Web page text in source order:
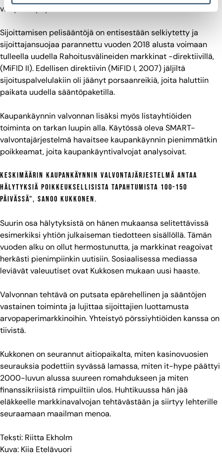
viety arvopaperimarkkinoiden osalta toiseen laitaan.
Sijoittamisen pelisääntöjä on entisestään selkiytetty ja
sijoittajansuojaa parannettu vuoden 2018 alusta voimaan
tulleella uudella Rahoitusvälineiden markkinat -direktiivillä,
(MiFID II). Edellisen direktiivin (MiFID I, 2007) jäljiltä
sijoituspalvelulakiin oli jäänyt porsaanreikiä, joita haluttiin
paikata uudella sääntöpaketilla.
Kaupankäynnin valvonnan lisäksi myös listayhtiöiden
toiminta on tarkan luupin alla. Käytössä oleva SMART-
valvontajärjestelmä havaitsee kaupankäynnin pienimmätkin
poikkeamat, joita kaupankäyntivalvojat analysoivat.
Keskimäärin kaupankäynnin valvontajärjestelmä antaa
hälytyksiä poikkeuksellisista tapahtumista 100-150
päivässä”, sanoo Kukkonen.
Suurin osa hälytyksistä on hänen mukaansa selitettävissä
esimerkiksi yhtiön julkaiseman tiedotteen sisällöllä. Tämän
vuoden alku on ollut hermostunutta, ja markkinat reagoivat
herkästi pienimpiinkin uutisiin. Sosiaalisessa mediassa
leviävät valeuutiset ovat Kukkosen mukaan uusi haaste.
Valvonnan tehtävä on putsata epärehellinen ja sääntöjen
vastainen toiminta ja lujittaa sijoittajien luottamusta
arvopaperimarkkinoihin. Yhteistyö pörssiyhtiöiden kanssa on
tiivistä.
Kukkonen on seurannut aitiopaikalta, miten kasinovuosien
seurauksia podettiin syvässä lamassa, miten it-hype päättyi
2000-luvun alussa suureen romahdukseen ja miten
finanssikriisistä rimpuiltiin ulos. Huhtikuussa hän jää
eläkkeelle markkinavalvojan tehtävästään ja siirtyy lehterille
seuraamaan maailman menoa.
Teksti: Riitta Ekholm
Kuva: Kiia Etelävuori